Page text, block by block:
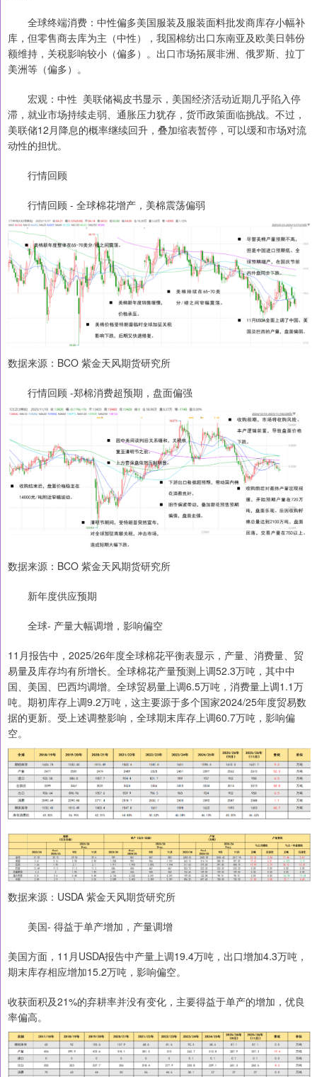
全球终端消费：中性偏多美国服装及服装面料批发商库存小幅补
库，但零售商去库为主（中性），我国棉纺出口东南亚及欧美日韩份
额维持，关税影响较小（偏多）。出口市场拓展非洲、俄罗斯、拉丁
美洲等（偏多）。
宏观：中性 美联储褐皮书显示，美国经济活动近期几乎陷入停
滞，就业市场持续走弱、通胀压力犹存，货币政策面临挑战。不过，
美联储12月降息的概率继续回升，叠加缩表暂停，可以缓和市场对流
动性的担忧。
行情回顾
行情回顾 - 全球棉花增产，美棉震荡偏弱
数据来源：BCO 紫金天风期货研究所
行情回顾 -郑棉消费超预期，盘面偏强
数据来源：BCO 紫金天风期货研究所
新年度供应预期
全球- 产量大幅调增，影响偏空
11月报告中，2025/26年度全球棉花平衡表显示，产量、消费量、贸
易量及库存均有所增长。全球棉花产量预测上调52.3万吨，其中中
国、美国、巴西均调增。全球贸易量上调6.5万吨，消费量上调1.1万
吨。期初库存上调9.2万吨，这主要源于多个国家2024/25年度贸易数
据的更新。受上述调整影响，全球期末库存上调60.7万吨，影响偏
空。
数据来源：USDA 紫金天风期货研究所
美国- 得益于单产增加，产量调增
美国方面，11月USDA报告中产量上调19.4万吨，出口增加4.3万吨，
期末库存相应增加15.2万吨，影响偏空。
收获面积及21%的弃耕率并没有变化，主要得益于单产的增加，优良
率偏高。